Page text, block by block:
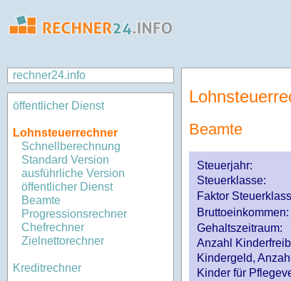
rechner24.info
öffentlicher Dienst
Lohnsteuerrechner
Schnellberechnung
Standard Version
ausführliche Version
öffentlicher Dienst
Beamte
Progressionsrechner
Chefrechner
Zielnettorechner
Kreditrechner
Beamte
Steuerjahr:
Steuerklasse:
Faktor
Bruttoeinkommen:
Gehaltszeitraum:
Anzahl
Kindergeld,
Kinder für